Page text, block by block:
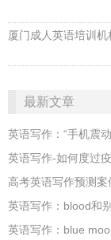
厦门成人英语培训
最新文章
英语写作：“手机震
英语写作-如何度过
高考英语写作预测
英语写作：blood和
英语写作：blue